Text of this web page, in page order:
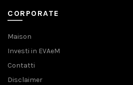
CORPORATE
Maison
Investi in EVAeM
Contatti
Disclaimer